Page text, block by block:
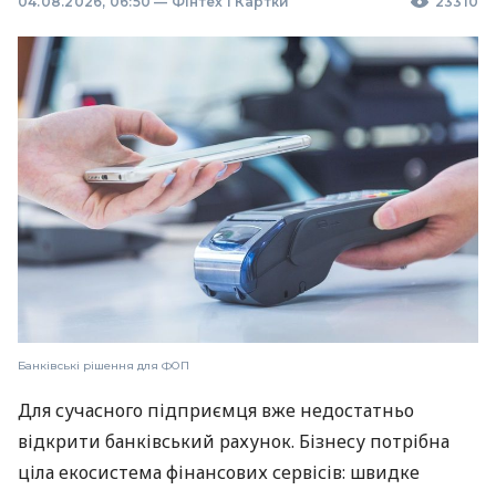
Банківські рішення для ФОП
Для сучасного підприємця вже недостатньо
відкрити банківський рахунок. Бізнесу потрібна
ціла екосистема фінансових сервісів: швидке